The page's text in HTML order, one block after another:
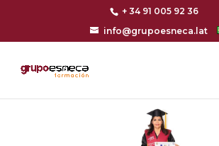
+ 34 91 005 92 36
info@grupoesneca.lat